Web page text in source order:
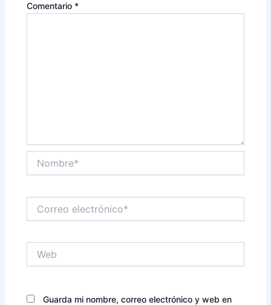
Comentario *
electrónico*
Guarda mi nombre, correo electrónico y web en